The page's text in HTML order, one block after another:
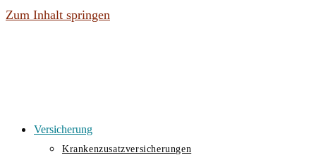
Zum Inhalt springen
Versicherung
Krankenzusatzversicherungen